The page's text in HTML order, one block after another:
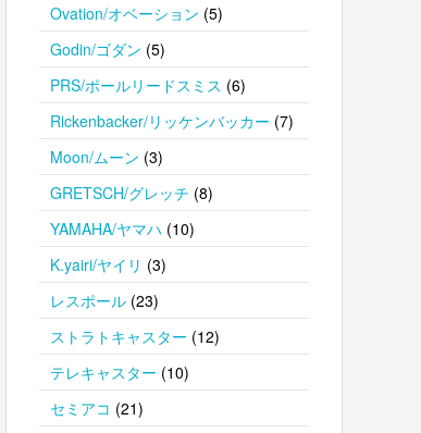
Ovation/オベーション (5)
Godin/ゴダン (5)
PRS/ポールリードスミス (6)
Rickenbacker/リッケンバッカー (7)
Moon/ムーン (3)
GRETSCH/グレッチ (8)
YAMAHA/ヤマハ (10)
K.yairi/ヤイリ (3)
レスポール (23)
ストラトキャスター (12)
テレキャスター (10)
セミアコ (21)